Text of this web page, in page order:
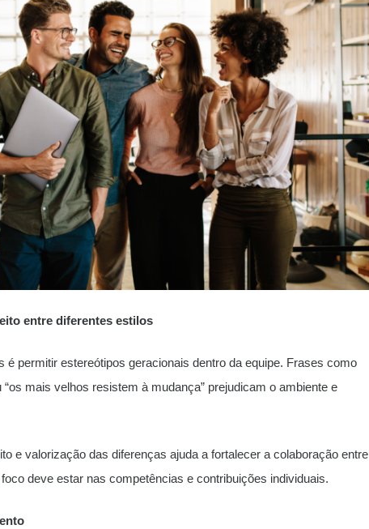
entre diferentes estilos
permitir estereótipos geracionais dentro da equipe. Frases como
“os mais velhos resistem à mudança” prejudicam o ambiente e
e valorização das diferenças ajuda a fortalecer a colaboração entre
deve estar nas competências e contribuições individuais.